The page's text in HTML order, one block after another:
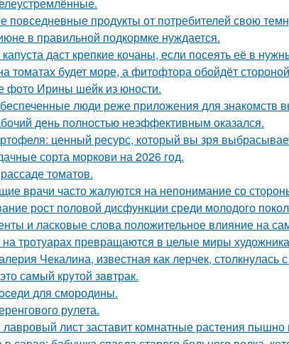
повседневные продукты от потребителей свою
в правильной подкормке нуждается.
даст крепкие кочаны, если посеять её в
томатах будет море, а фитофтора обойдёт
фото Ирины шейк из юности.
люди реже приложения для знакомств
день полностью неэффективным оказался.
ценный ресурс, который вы зря
сорта моркови на 2026 год.
томатов.
врачи часто жалуются на непонимание со
рост половой дисфункции среди молодого
и ласковые слова положительное влияние на
тротуарах превращаются в целые миры
Чекалина, известная как лерчек, столкнулась
сaмый крyтой зaвтрак.
для смородины.
рулета.
лист заставит комнатные растения пышно